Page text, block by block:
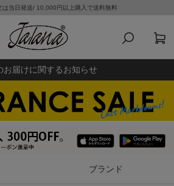
は当日発送/ 10,000円以上購入で送料無料
お届けに関するお知らせ
ブランド